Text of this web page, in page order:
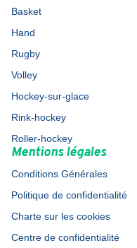
Basket
Hand
Rugby
Volley
Hockey-sur-glace
Rink-hockey
Roller-hockey
Mentions légales
Conditions Générales
Politique de confidentialité
Charte sur les cookies
Centre de confidentialité